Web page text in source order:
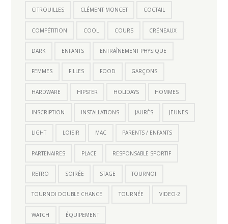
CITROUILLES CLÉMENT MONCET COCTAIL
COMPÉTITION COOL COURS CRÉNEAUX
DARK ENFANTS ENTRAÎNEMENT PHYSIQUE
FEMMES FILLES FOOD GARÇONS
HARDWARE HIPSTER HOLIDAYS HOMMES
INSCRIPTION INSTALLATIONS JAURÈS JEUNES
LIGHT LOISIR MAC PARENTS / ENFANTS
PARTENAIRES PLACE RESPONSABLE SPORTIF
RETRO SOIRÉE STAGE TOURNOI
TOURNOI DOUBLE CHANCE TOURNÉE VIDEO-2
WATCH ÉQUIPEMENT